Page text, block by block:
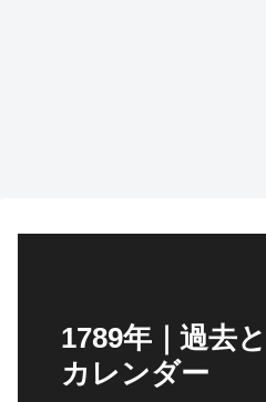
1789年｜過去
カレンダー